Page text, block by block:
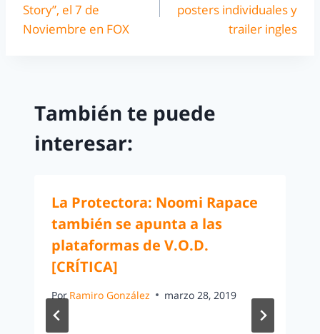
Story”, el 7 de
Noviembre en FOX
posters individuales y
trailer ingles
También te puede
interesar:
La Protectora: Noomi Rapace
también se apunta a las
plataformas de V.O.D.
[CRÍTICA]
Por Ramiro González marzo 28, 2019